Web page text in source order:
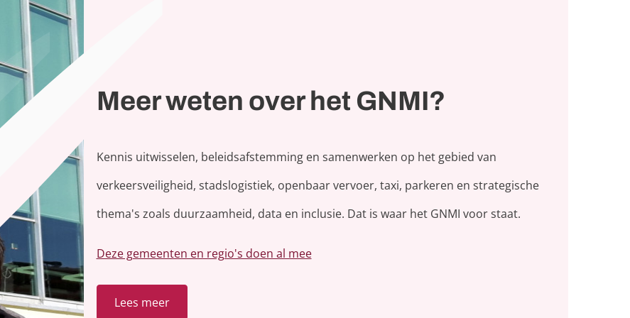
Meer weten over het GNMI?
Kennis uitwisselen, beleidsafstemming en samenwerken op het gebied van
verkeersveiligheid, stadslogistiek, openbaar vervoer, taxi, parkeren en strategische
thema's zoals duurzaamheid, data en inclusie. Dat is waar het GNMI voor staat.
Deze gemeenten en regio's doen al mee
Lees meer